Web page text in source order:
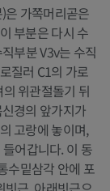
은 가쪽머리곧은
부분은 다시 수
부분 V3v는 수직
질러 C1의 가로
위관절돌기 뒤
경의 앞가지가
고랑에 놓이며,
어갑니다. 이 동
수밑삼각 안에 포